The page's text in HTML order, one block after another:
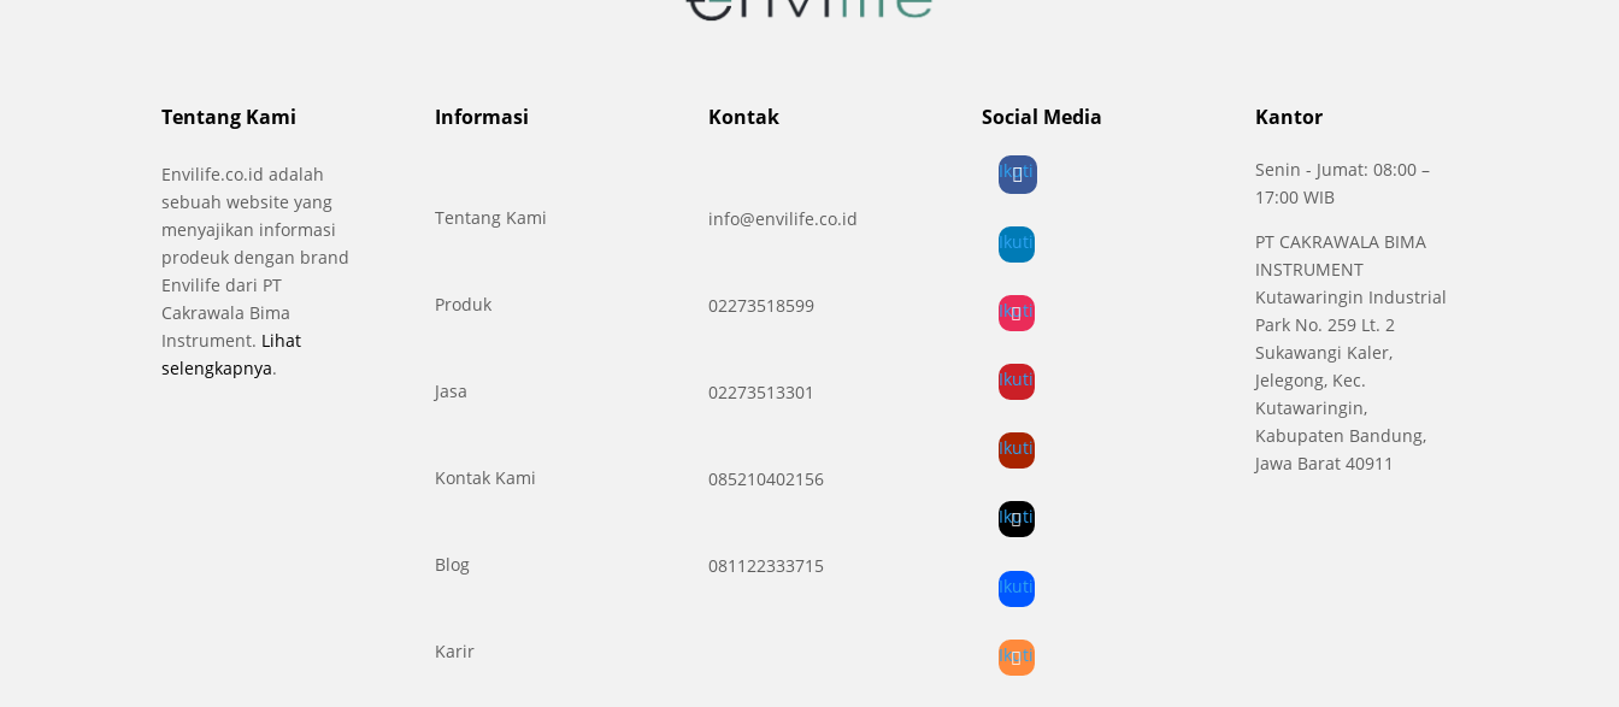
Tentang Kami
Envilife.co.id adalah
sebuah website yang
menyajikan informasi
prodeuk dengan brand
Envilife dari PT
Cakrawala Bima
Instrument. Lihat
selengkapnya.
Informasi
Tentang Kami
Produk
Jasa
Kontak Kami
Blog
Karir
Kontak
info@envilife.co.id
02273518599
02273513301
085210402156
081122333715
Social Media
Ikuti
Ikuti
Ikuti
Ikuti
Ikuti
Ikuti
Ikuti
Ikuti
Kantor
Senin - Jumat: 08:00 –
17:00 WIB
PT CAKRAWALA BIMA
INSTRUMENT
Kutawaringin Industrial
Park No. 259 Lt. 2
Sukawangi Kaler,
Jelegong, Kec.
Kutawaringin,
Kabupaten Bandung,
Jawa Barat 40911